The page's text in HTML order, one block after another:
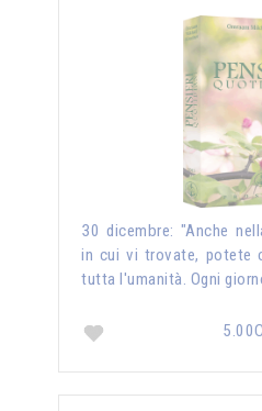
30 dicembre: "Anche
in cui vi trovate, potete
tutta l'umanità. Ogni